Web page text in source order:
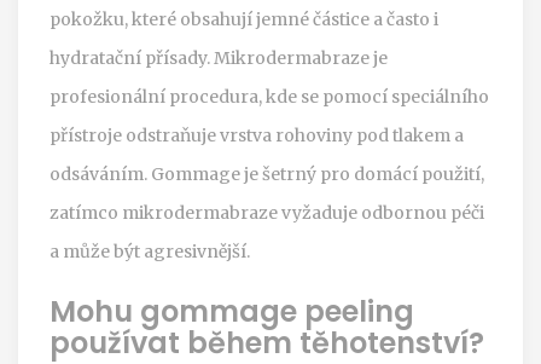
pokožku, které obsahují jemné částice a často i
hydratační přísady. Mikrodermabraze je
profesionální procedura, kde se pomocí speciálního
přístroje odstraňuje vrstva rohoviny pod tlakem a
odsáváním. Gommage je šetrný pro domácí použití,
zatímco mikrodermabraze vyžaduje odbornou péči
a může být agresivnější.
Mohu gommage peeling
používat během těhotenství?